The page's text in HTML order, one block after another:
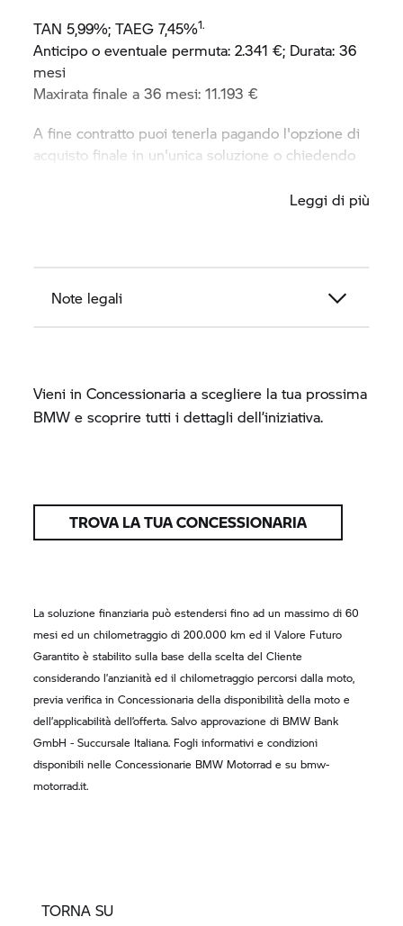
TAN 5,99%; TAEG 7,45%1.
Anticipo o eventuale permuta: 2.341 €; Durata: 36
mesi
Maxirata finale a 36 mesi: 11.193 €
A fine contratto puoi tenerla pagando l'opzione di
acquisto finale in un'unica soluzione o chiedendo
Concessionarie
all’iniziativa.
Leggi di più
Note legali
Vieni in Concessionaria a scegliere la tua prossima
BMW e scoprire tutti i dettagli dell’iniziativa.
TROVA LA TUA CONCESSIONARIA
La soluzione finanziaria può estendersi fino ad un massimo di 60
mesi ed un chilometraggio di 200.000 km ed il Valore Futuro
Garantito è stabilito sulla base della scelta del Cliente
considerando l’anzianità ed il chilometraggio percorsi dalla moto,
previa verifica in Concessionaria della disponibilità della moto e
dell’applicabilità dell’offerta. Salvo approvazione di BMW Bank
GmbH - Succursale Italiana. Fogli informativi e condizioni
disponibili nelle Concessionarie BMW Motorrad e su bmw-
motorrad.it.
TORNA SU